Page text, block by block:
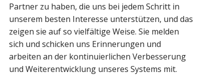
Partner zu haben, die uns bei jedem Schritt in
unserem besten Interesse unterstützen, und das
zeigen sie auf so vielfältige Weise. Sie melden
sich und schicken uns Erinnerungen und
arbeiten an der kontinuierlichen Verbesserung
und Weiterentwicklung unseres Systems mit.